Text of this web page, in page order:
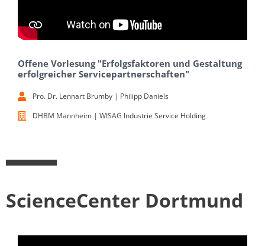
Offene Vorlesung "Erfolgsfaktoren und Gestaltung
erfolgreicher Servicepartnerschaften"
Pro. Dr. Lennart Brumby | Philipp Daniels
DHBM Mannheim | WISAG Industrie Service Holding
ScienceCenter Dortmund